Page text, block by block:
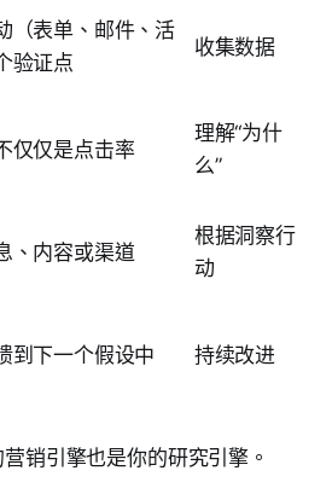
（表单、邮件、活
验证点
收集数据
仅仅是点击率
理解“为什
么”
、内容或渠道
根据洞察行
动
到下一个假设中 持续改进
销引擎也是你的研究引擎。